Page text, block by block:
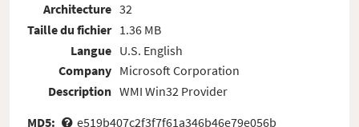
Architecture
Taille du fichier
Langue
Company
Description
32
1.36 MB
U.S. English
Microsoft Corporation
WMI Win32 Provider
MD5:
e519b407c2f3f7f61a346b46e79e056b